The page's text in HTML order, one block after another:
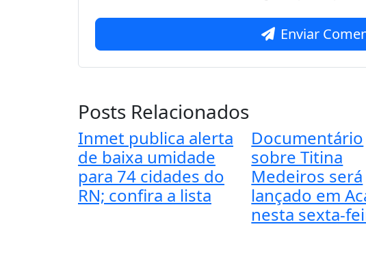
Enviar
Posts Relacionados
Inmet publica alerta
de baixa umidade
para 74 cidades do
RN; confira a lista
Documentário
sobre Titina
Medeiros será
lançado em
nesta sexta-